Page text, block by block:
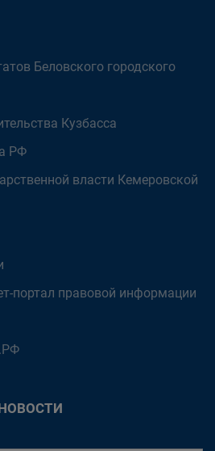
Беловского городского
Кузбасса
РФ
власти Кемеровской
портал правовой информации